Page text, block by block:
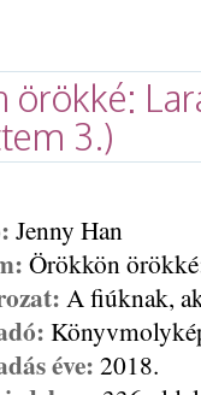
​örökké:
3.)
Jenny Han
Örökkön
A fiúknak,
éve: 2018.